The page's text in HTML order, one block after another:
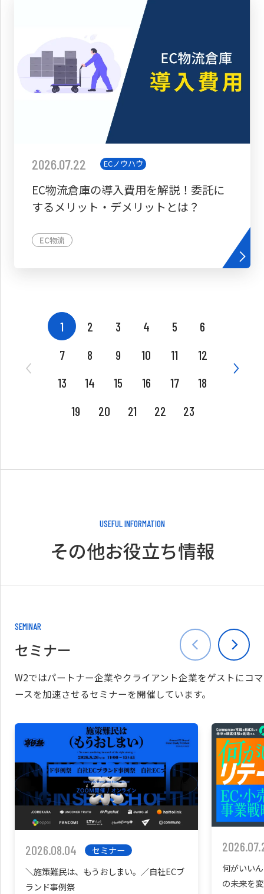
2026.07.22 ECノウハウ
EC物流倉庫の導入費用を解説！委託に
するメリット・デメリットとは？
EC物流
1 2 3 4 5
6
7
8 9 10 11
12
13
14 15 16 17
18
19
20 21 22 23
USEFUL INFORMATION
その他お役立ち情報
SEMINAR
セミナー
W2ではパートナー企業やクライアント企業をゲストにコマ
ースを加速させるセミナーを開催しています。
2026.08.04
セミナー
＼施策難民は、もうおしまい。／自社ECブ
ランド事例祭
何がいい
の未来を